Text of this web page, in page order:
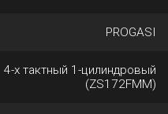
PROGASI
4-х тактный 1-цилиндровый
(ZS172FMM)